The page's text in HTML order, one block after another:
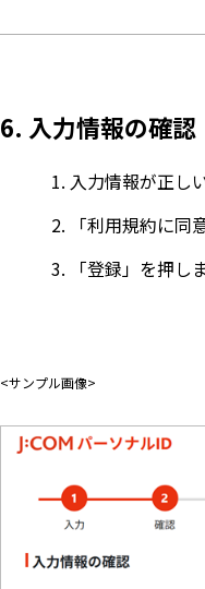
6. 入力情報の確認
入力情報が正し
「利用規約に
「登録」を押し
<サンプル画像>